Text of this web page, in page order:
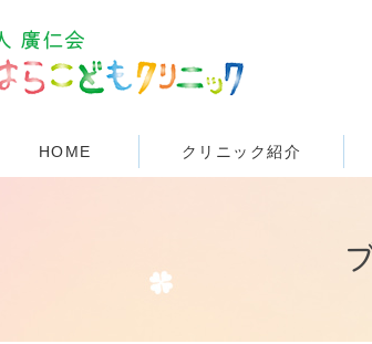
HOME クリニック紹介